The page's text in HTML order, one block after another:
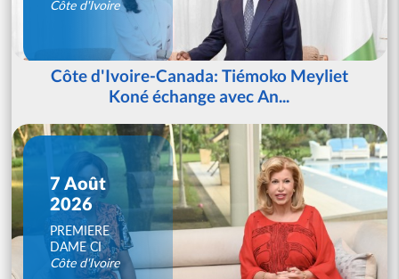
Côte d'Ivoire
Côte d'Ivoire-Canada: Tiémoko Meyliet
Koné échange avec An...
7 Août
2026
PREMIERE
DAME CI
Côte d'Ivoire